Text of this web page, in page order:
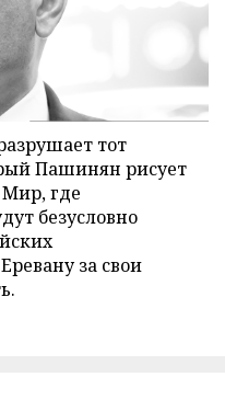
тот
Пашинян рисует
Мир, где
безусловно
за свои